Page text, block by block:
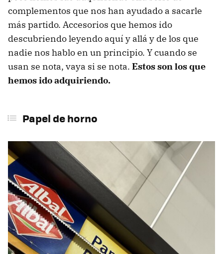
complementos que nos han ayudado a sacarle
más partido. Accesorios que hemos ido
descubriendo leyendo aquí y allá y de los que
nadie nos hablo en un principio. Y cuando se
usan se nota, vaya si se nota. Estos son los que
hemos ido adquiriendo.
Papel de horno